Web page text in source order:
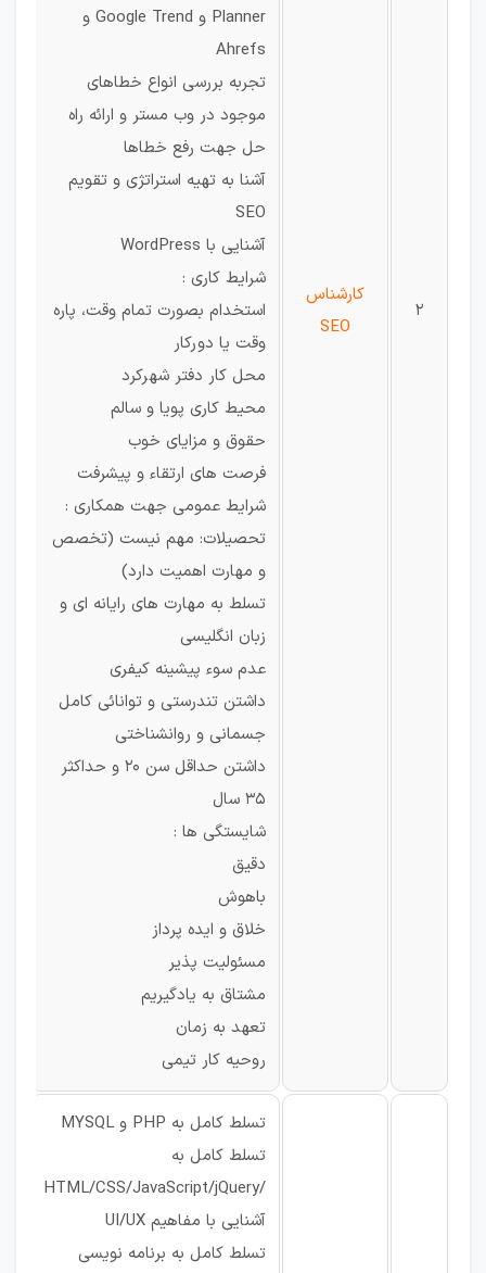
2
کارشناس
SEO
Planner و Google Trend و
Ahrefs
تجربه بررسی انواع خطاهای
موجود در وب مستر و ارائه راه
حل جهت رفع خطاها
آشنا به تهیه استراتژی و تقویم
SEO
آشنایی با WordPress
شرایط کاری :
استخدام بصورت تمام وقت، پاره
وقت یا دورکار
محل کار دفتر شهرکرد
محیط کاری پویا و سالم
حقوق و مزایای خوب
فرصت های ارتقاء و پیشرفت
شرایط عمومی جهت همکاری :
تحصیلات: مهم نیست (تخصص
و مهارت اهمیت دارد)
تسلط به مهارت های رایانه ای و
زبان انگلیسی
عدم سوء پیشینه کیفری
داشتن تندرستی و توانائی کامل
جسمانی و روانشناختی
داشتن حداقل سن ۲۰ و حداکثر
۳۵ سال
شایستگی ها :
دقیق
باهوش
خلاق و ایده پرداز
مسئولیت پذیر
مشتاق به یادگیریم
تعهد به زمان
روحیه کار تیمی
تسلط کامل به PHP و MYSQL
تسلط کامل به
/HTML/CSS/JavaScript/jQuery
آشنایی با مفاهیم UI/UX
تسلط کامل به برنامه نویسی